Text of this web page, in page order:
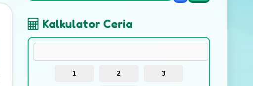
Kalkulator Ceria
1 2 3